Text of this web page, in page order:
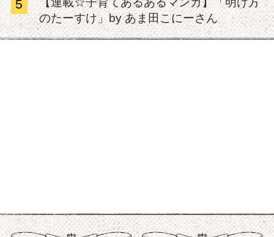
5
のたーすけ」by あま田こにーさん